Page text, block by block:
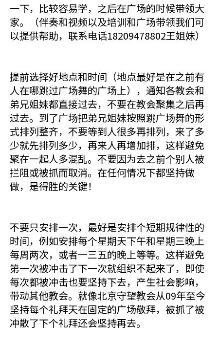
一下，比较容易学，之后在广场的时候带领大
家。（伴奏和视频以及培训和广场带领我们可
以提供帮助，联系电话18209478802王姐妹）
提前选择好地点和时间（地点最好是在之前有
人在哪跳过广场舞的广场上），通知各教会和
弟兄姐妹都直接过去，不要在教会聚集之后再
过去。到了广场把弟兄姐妹按照跳广场舞的形
式排列整齐，不要等到人很多再排列，来了多
少就先排列多少，再来人再增加排，这样避免
聚在一起人多混乱。不要因为去之前个别人被
拦阻或被抓而取消。在任何情况下都坚持做
做，是得胜的关键！
不要只安排一次，最好是安排个短期规律性的
时间，例如安排每个星期天下午和星期三晚上
每周两次，或者一三五的晚上等等。这样避免
第一次被冲击了下一次就组织不起来了，即使
每次都被冲击也要坚持下去，产生社会影响，
带动其他教会。就像北京守望教会从09年至今
坚持每个礼拜天在固定的广场敬拜，被抓了被
冲散了下个礼拜还会坚持再去。